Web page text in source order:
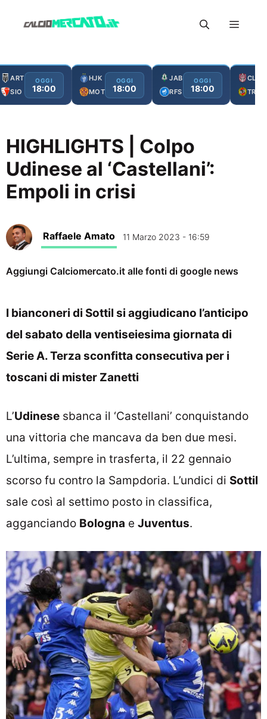
Menu
ART
SIO
OGGI
18:00
HJK
MOT
OGGI
18:00
JAB
RFS
OGGI
18:00
CLJ
TRO
HIGHLIGHTS | Colpo
Udinese al ‘Castellani’:
Empoli in crisi
Raffaele Amato 11 Marzo 2023 - 16:59
Aggiungi Calciomercato.it alle fonti di google news
I bianconeri di Sottil si aggiudicano l’anticipo
del sabato della ventiseiesima giornata di
Serie A. Terza sconfitta consecutiva per i
toscani di mister Zanetti
L’Udinese sbanca il ‘Castellani’ conquistando
una vittoria che mancava da ben due mesi.
L’ultima, sempre in trasferta, il 22 gennaio
scorso fu contro la Sampdoria. L’undici di Sottil
sale così al settimo posto in classifica,
agganciando Bologna e Juventus.